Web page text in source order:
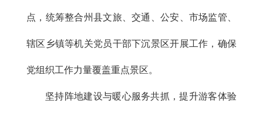
点，统筹整合州县文旅、交通、公安、市场监管、
辖区乡镇等机关党员干部下沉景区开展工作，确保
党组织工作力量覆盖重点景区。
坚持阵地建设与暖心服务共抓，提升游客体验